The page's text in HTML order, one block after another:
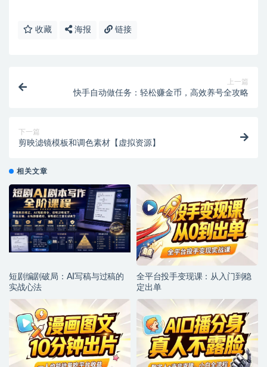
收藏 海报 链接
上一篇
快手自动做任务：轻松赚金币，高效养号全攻略
下一篇
剪映滤镜模板和调色素材【虚拟资源】
相关文章
短剧编剧破局：AI写稿与过稿的
实战心法
全平台投手变现课：从入门到稳
定出单